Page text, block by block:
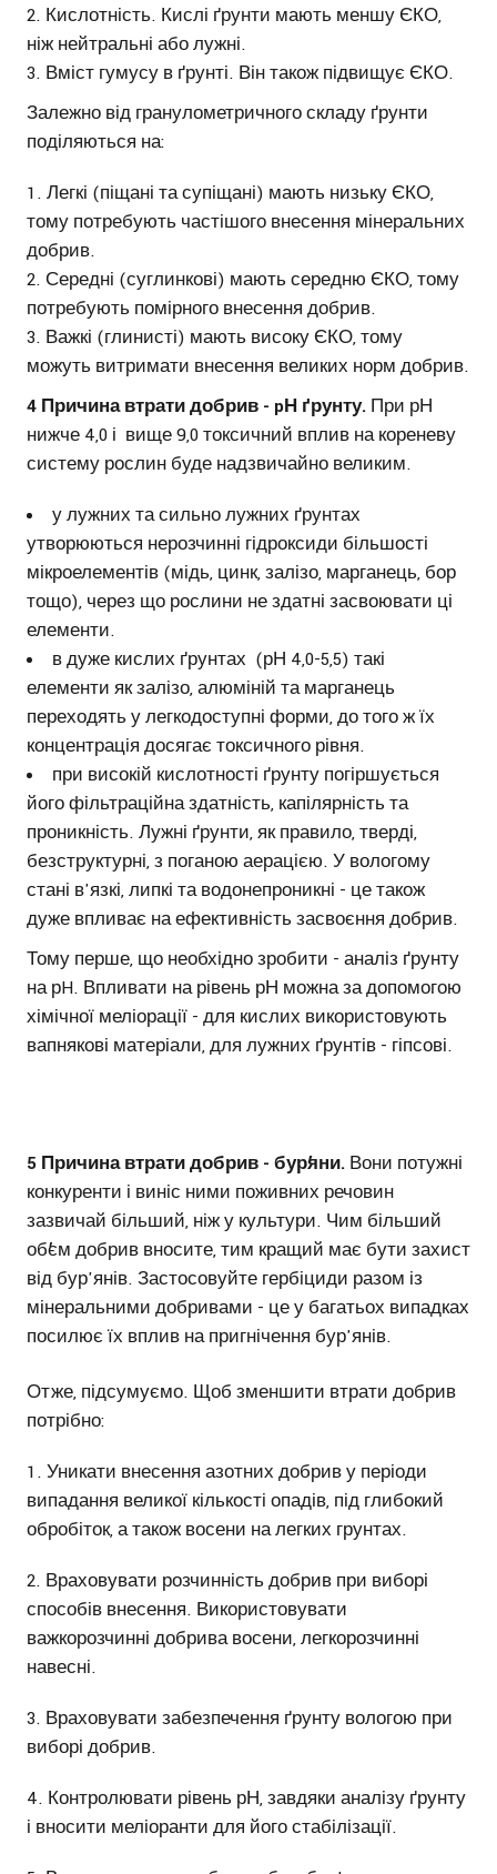
Кислотність. Кислі ґрунти мають меншу ЄКО,
ніж нейтральні або лужні.
Вміст гумусу в ґрунті. Він також підвищує ЄКО.
Залежно від гранулометричного складу ґрунти
поділяються на:
Легкі (піщані та супіщані) мають низьку ЄКО,
тому потребують частішого внесення мінеральних
добрив.
Середні (суглинкові) мають середню ЄКО, тому
потребують помірного внесення добрив.
Важкі (глинисті) мають високу ЄКО, тому
можуть витримати внесення великих норм добрив.
4 Причина втрати добрив - pН ґрунту. При рН
нижче 4,0 і вище 9,0 токсичний вплив на кореневу
систему рослин буде надзвичайно великим.
у лужних та сильно лужних ґрунтах
утворюються нерозчинні гідроксиди більшості
мікроелементів (мідь, цинк, залізо, марганець, бор
тощо), через що рослини не здатні засвоювати ці
елементи.
в дуже кислих ґрунтах (рН 4,0-5,5) такі
елементи як залізо, алюміній та марганець
переходять у легкодоступні форми, до того ж їх
концентрація досягає токсичного рівня.
при високій кислотності ґрунту погіршується
його фільтраційна здатність, капілярність та
проникність. Лужні ґрунти, як правило, тверді,
безструктурні, з поганою аерацією. У вологому
стані в'язкі, липкі та водонепроникні - це також
дуже впливає на ефективність засвоєння добрив.
Тому перше, що необхідно зробити - аналіз ґрунту
на рH. Впливати на рівень рН можна за допомогою
хімічної меліорації - для кислих використовують
вапнякові матеріали, для лужних ґрунтів - гіпсові.
5 Причина втрати добрив - бурʼяни. Вони потужні
конкуренти і виніс ними поживних речовин
зазвичай більший, ніж у культури. Чим більший
обʼєм добрив вносите, тим кращий має бути захист
від бур'янів. Застосовуйте гербіциди разом із
мінеральними добривами - це у багатьох випадках
посилює їх вплив на пригнічення бур'янів.
Отже, підсумуємо. Щоб зменшити втрати добрив
потрібно:
1. Уникати внесення азотних добрив у періоди
випадання великої кількості опадів, під глибокий
обробіток, а також восени на легких грунтах.
2. Враховувати розчинність добрив при виборі
способів внесення. Використовувати
важкорозчинні добрива восени, легкорозчинні
навесні.
3. Враховувати забезпечення ґрунту вологою при
виборі добрив.
4. Контролювати рівень рН, завдяки аналізу ґрунту
і вносити меліоранти для його стабілізації.